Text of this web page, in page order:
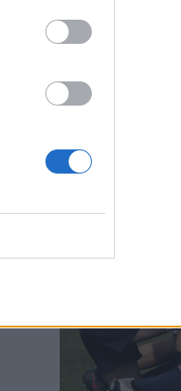
Rugby: Record
nei campionati
Si stimano oltre
dalla stagione